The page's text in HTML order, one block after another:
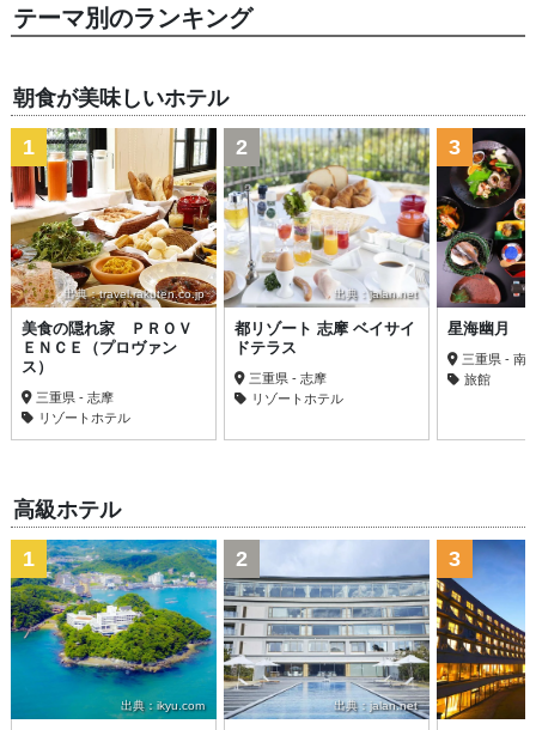
テーマ別のランキング
朝食が美味しいホテル
出典：travel.rakuten.co.jp
1
美食の隠れ家 ＰＲＯＶ
ＥＮＣＥ（プロヴァン
ス）
三重県 - 志摩
リゾートホテル
出典：jalan.net
2
都リゾート 志摩 ベイサイ
ドテラス
三重県 - 志摩
リゾートホテル
3
星海幽月
三重県 - 南
旅館
高級ホテル
出典：ikyu.com
1
出典：jalan.net
2 3